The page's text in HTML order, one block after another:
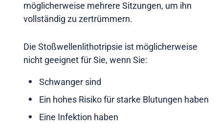
möglicherweise mehrere Sitzungen, um ihn
vollständig zu zertrümmern.
Die Stoßwellenlithotripsie ist möglicherweise
nicht geeignet für Sie, wenn Sie:
Schwanger sind
Ein hohes Risiko für starke Blutungen haben
Eine Infektion haben